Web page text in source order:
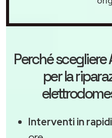
Perché scegliere
per la
Interventi in rapidi